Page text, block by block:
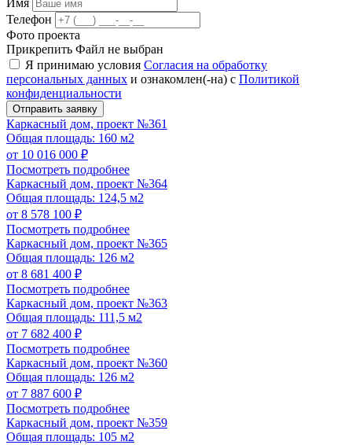
Телефон
Фото проекта
Прикрепить Файл не выбран
Я принимаю условия Согласия на обработку
персональных данных и ознакомлен(-на) с Политикой
конфиденциальности
Отправить заявку
Каркасный дом, проект №361
Общая площадь: 160 м2
от 10 016 000 ₽
Посмотреть подробнее
Каркасный дом, проект №364
Общая площадь: 124,5 м2
от 8 578 100 ₽
Посмотреть подробнее
Каркасный дом, проект №365
Общая площадь: 126 м2
от 8 681 400 ₽
Посмотреть подробнее
Каркасный дом, проект №363
Общая площадь: 111,5 м2
от 7 682 400 ₽
Посмотреть подробнее
Каркасный дом, проект №360
Общая площадь: 126 м2
от 7 887 600 ₽
Посмотреть подробнее
Каркасный дом, проект №359
Общая площадь: 105 м2